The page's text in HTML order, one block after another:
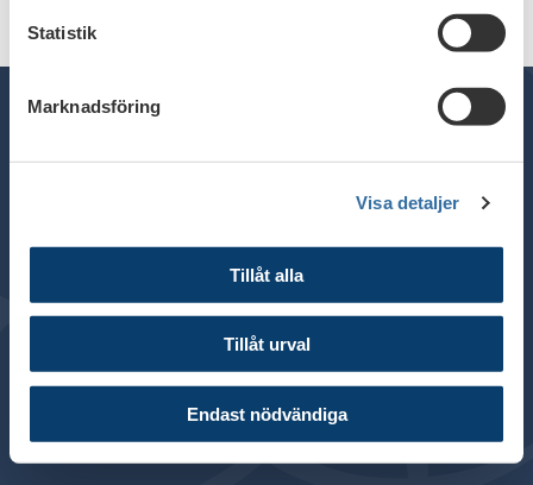
Statistik
Marknadsföring
Visa detaljer
Tillåt alla
Tillåt urval
Endast nödvändiga
Postadress: Box 7603, 103 94 Stockholm
Besöksadress: Blasieholmsgatan 4B
© 2024 Svenska Bankföreningen
Om webbplatsen